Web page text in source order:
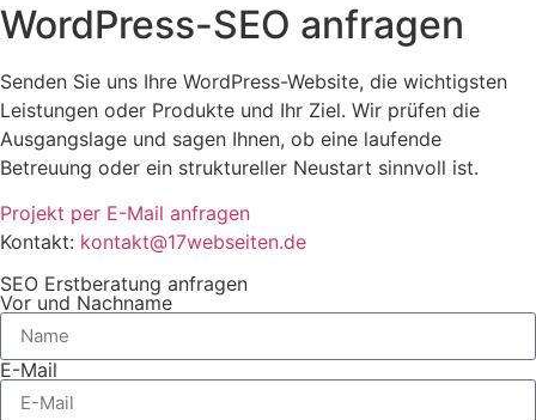
WordPress-SEO anfragen
Senden Sie uns Ihre WordPress-Website, die wichtigsten
Leistungen oder Produkte und Ihr Ziel. Wir prüfen die
Ausgangslage und sagen Ihnen, ob eine laufende
Betreuung oder ein struktureller Neustart sinnvoll ist.
Projekt per E-Mail anfragen
Kontakt: kontakt@17webseiten.de
SEO Erstberatung anfragen
Vor und Nachname
E-Mail